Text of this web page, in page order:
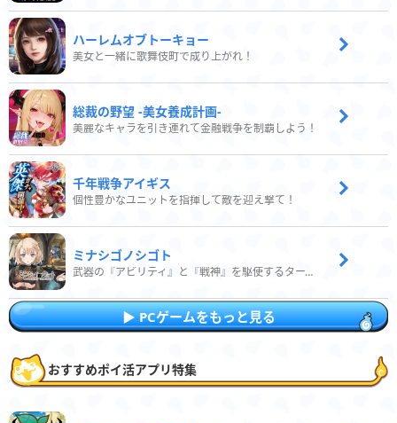
ハーレムオブトーキョー
美女と一緒に歌舞伎町で成り上がれ！
総裁の野望 -美女養成計画-
美麗なキャラを引き連れて金融戦争を制覇しよう！
千年戦争アイギス
個性豊かなユニットを指揮して敵を迎え撃て！
ミナシゴノシゴト
武器の『アビリティ』と『戦神』を駆使するターン制コマンドバトルRPG！
PCゲームをもっと見る
おすすめポイ活アプリ特集